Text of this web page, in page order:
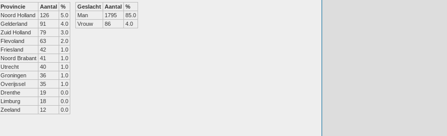
Provincie Aantal %
Noord Holland
126
5.0
Gelderland
91
4.0
Zuid Holland
79
3.0
Flevoland
63
2.0
Friesland
42
1.0
Noord Brabant 41
1.0
Utrecht
40
1.0
Groningen
36
1.0
Overijssel
35
1.0
Drenthe
19
0.0
Limburg
18
0.0
Zeeland
12 0.0
Geslacht Aantal %
Man
1795
85.0
Vrouw
86 4.0